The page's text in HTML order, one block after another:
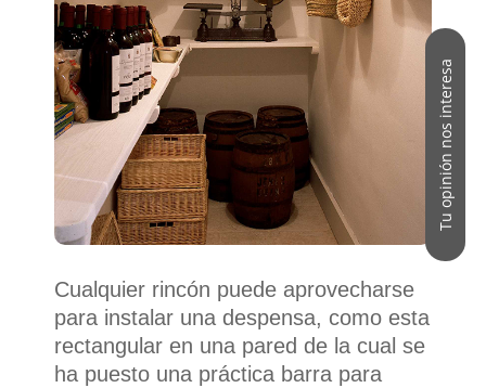
Cualquier rincón puede aprovecharse
para instalar una despensa, como esta
rectangular en una pared de la cual se
ha puesto una práctica barra para
Tu opinión nos interesa